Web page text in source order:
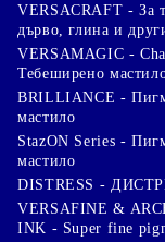
VERSACRAFT - За
дърво, глина и
VERSAMAGIC -
Тебеширено
BRILLIANCE -
мастило
StazON Series -
мастило
DISTRESS -
VERSAFINE &
INK - Super fine